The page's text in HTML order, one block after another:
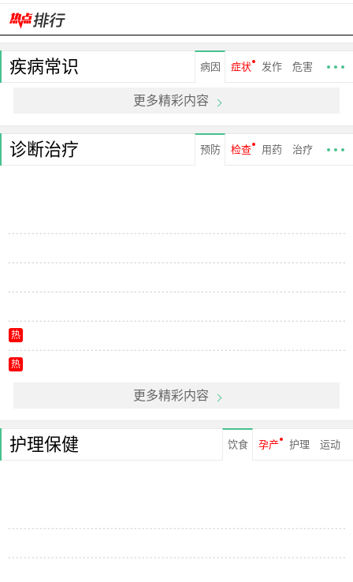
疾病常识 病因 症状 发作 危害
更多精彩内容
诊断治疗 预防 检查 用药 治疗
热
热
更多精彩内容
护理保健 饮食 孕产 护理 运动